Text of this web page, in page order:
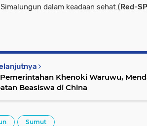
dalam keadaan sehat.(Red-
Khenoki Waruwu,
Beasiswa di China
Sumut